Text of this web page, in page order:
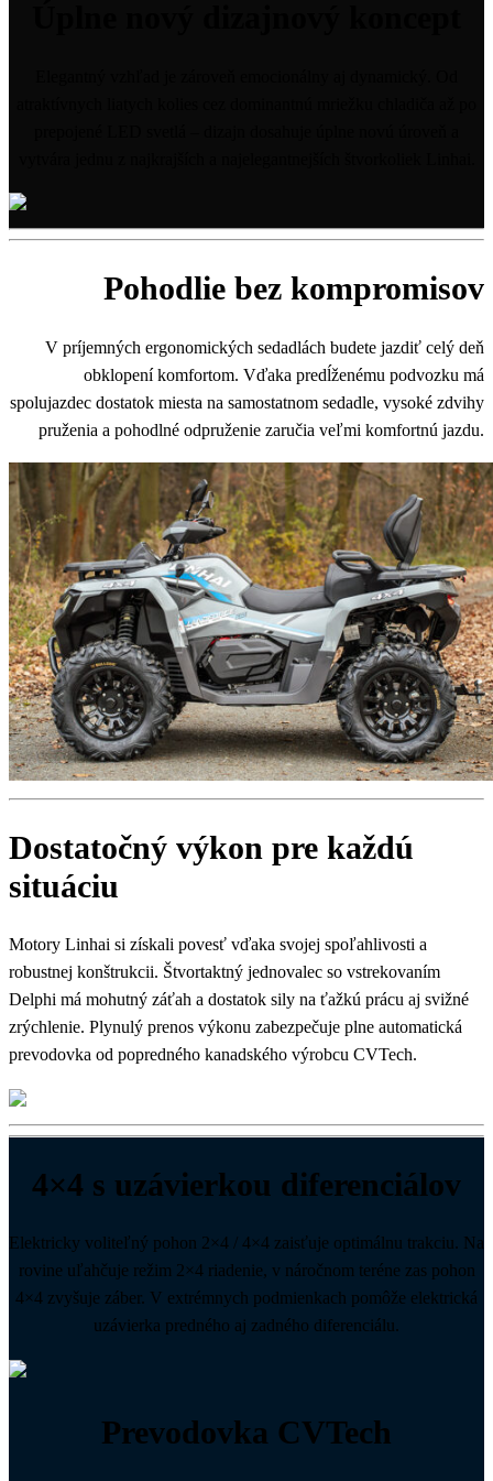
Pohodlie bez kompromisov
V príjemných ergonomických sedadlách budete jazdiť celý deň
obklopení komfortom. Vďaka predĺženému podvozku má
spolujazdec dostatok miesta na samostatnom sedadle, vysoké zdvihy
pruženia a pohodlné odpruženie zaručia veľmi komfortnú jazdu.
Dostatočný výkon pre každú
situáciu
Motory Linhai si získali povesť vďaka svojej spoľahlivosti a
robustnej konštrukcii. Štvortaktný jednovalec so vstrekovaním
Delphi má mohutný záťah a dostatok sily na ťažkú prácu aj svižné
zrýchlenie. Plynulý prenos výkonu zabezpečuje plne automatická
prevodovka od popredného kanadského výrobcu CVTech.
4×4 s uzávierkou diferenciálov
Elektricky voliteľný pohon 2×4 / 4×4 zaisťuje optimálnu trakciu. Na
rovine uľahčuje režim 2×4 riadenie, v náročnom teréne zas pohon
4×4 zvyšuje záber. V extrémnych podmienkach pomôže elektrická
uzávierka predného aj zadného diferenciálu.
Prevodovka CVTech